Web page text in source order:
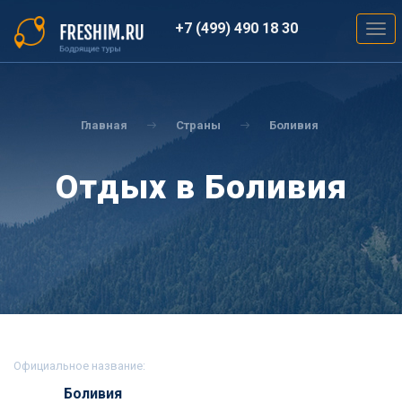
основному
содержанию
+7 (499) 490 18 30
Главная Страны Боливия
Отдых в Боливия
Официальное название:
Боливия